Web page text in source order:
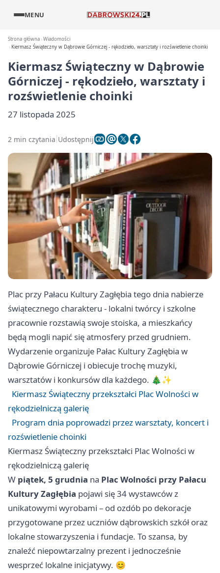
MENU
Strona główna Wiadomości
Kiermasz Świąteczny w Dąbrowie Górniczej - rękodzieło, warsztaty i rozświetlenie choinki
Kiermasz Świąteczny w Dąbrowie
Górniczej - rękodzieło, warsztaty i
rozświetlenie choinki
27 listopada 2025
2 min czytania Udostępnij
Plac przy Pałacu Kultury Zagłębia tego dnia nabierze
świątecznego charakteru - lokalni twórcy i szkolne
pracownie rozstawią swoje stoiska, a mieszkańcy
będą mogli napić się atmosfery przed grudniem.
Wydarzenie organizuje Pałac Kultury Zagłębia w
Dąbrowie Górniczej i obiecuje trochę muzyki,
warsztatów i konkursów dla każdego. 🎄✨
Kiermasz Świąteczny przekształci Plac Wolności w
rękodzielniczą galerię
Program dnia poprowadzi przez warsztaty, koncert i
rozświetlenie choinki
Kiermasz Świąteczny przekształci Plac Wolności w
rękodzielniczą galerię
W piątek, 5 grudnia na Plac Wolności przy Pałacu
Kultury Zagłębia pojawi się 34 wystawców z
unikatowymi wyrobami – od ozdób po dekoracje
przygotowane przez uczniów dąbrowskich szkół oraz
lokalne stowarzyszenia i fundacje. To szansa, by
znaleźć niepowtarzalny prezent i jednocześnie
wesprzeć lokalne inicjatywy. 😊